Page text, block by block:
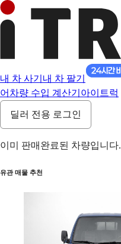
내 차 사기 내 차 팔기
어 차량 수입 계산기 아이트럭
딜러 전용 로그인
이미 판매완료된 차량입니다.
유관 매물 추천